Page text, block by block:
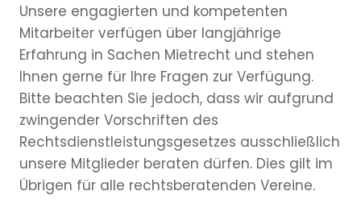
Unsere engagierten und kompetenten
Mitarbeiter verfügen über langjährige
Erfahrung in Sachen Mietrecht und stehen
Ihnen gerne für Ihre Fragen zur Verfügung.
Bitte beachten Sie jedoch, dass wir aufgrund
zwingender Vorschriften des
Rechtsdienstleistungsgesetzes ausschließlich
unsere Mitglieder beraten dürfen. Dies gilt im
Übrigen für alle rechtsberatenden Vereine.